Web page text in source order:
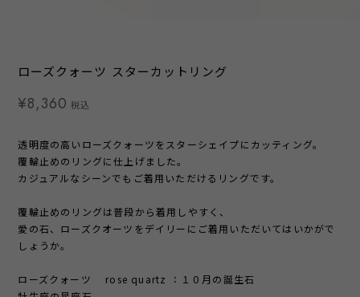
ローズクォーツ スターカットリング
¥8,360 税込
透明度の高いローズクォーツをスターシェイプにカッティング。
覆輪止めのリングに仕上げました。
カジュアルなシーンでもご着用いただけるリングです。
覆輪止めのリングは普段から着用しやすく、
愛の石、ローズクオーツをデイリーにご着用いただいてはいかがで
しょうか。
ローズクォーツ rose quartz ：１０月の誕生石